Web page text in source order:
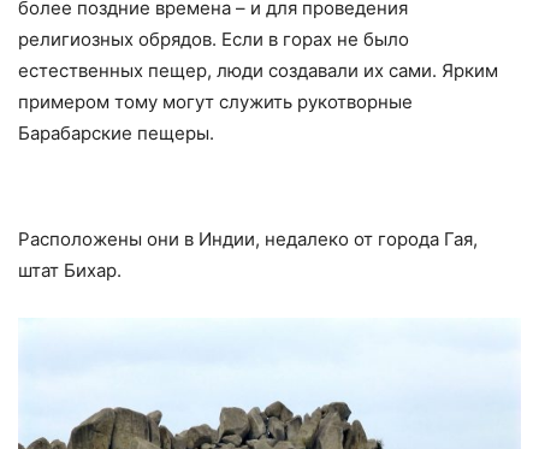
более поздние времена – и для проведения
религиозных обрядов. Если в горах не было
естественных пещер, люди создавали их сами. Ярким
примером тому могут служить рукотворные
Барабарские пещеры.
Расположены они в Индии, недалеко от города Гая,
штат Бихар.